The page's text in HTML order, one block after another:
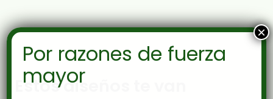
Estos diseños te van
Por razones de fuerza
mayor
×